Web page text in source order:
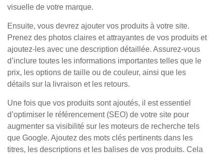
visuelle de votre marque.
Ensuite, vous devrez ajouter vos produits à votre site.
Prenez des photos claires et attrayantes de vos produits et
ajoutez-les avec une description détaillée. Assurez-vous
d’inclure toutes les informations importantes telles que le
prix, les options de taille ou de couleur, ainsi que les
détails sur la livraison et les retours.
Une fois que vos produits sont ajoutés, il est essentiel
d’optimiser le référencement (SEO) de votre site pour
augmenter sa visibilité sur les moteurs de recherche tels
que Google. Ajoutez des mots clés pertinents dans les
titres, les descriptions et les balises de vos produits. Cela